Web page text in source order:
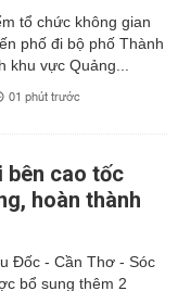
tổ chức không gian
phố đi bộ phố Thành
khu vực Quảng...
01 phút trước
bên cao tốc
hoàn thành
Đốc - Cần Thơ - Sóc
bổ sung thêm 2